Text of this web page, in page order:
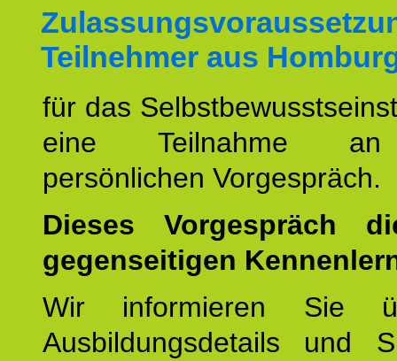
Teilnehmer aus
für das
eine Teilnahme
persönlichen Vorgespräch.
Dieses Vorgespräch
gegenseitigen
Wir informieren Sie
Ausbildungsdetails und